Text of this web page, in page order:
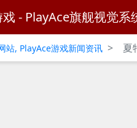
戏 - PlayAce旗舰视觉系
站, PlayAce游戏新闻资讯 > 夏